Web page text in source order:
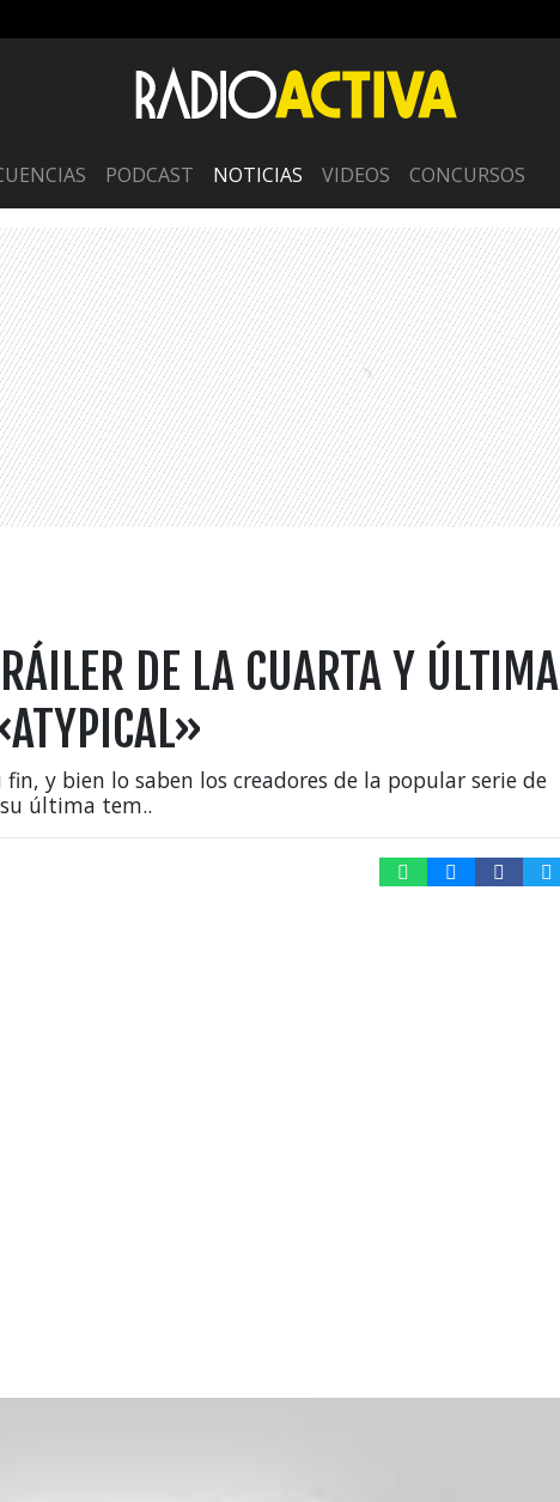
PODCAST NOTICIAS VIDEOS CONCURSOS
DE LA CUARTA Y ÚLTIMA
y bien lo saben los creadores de la popular serie de
última tem..